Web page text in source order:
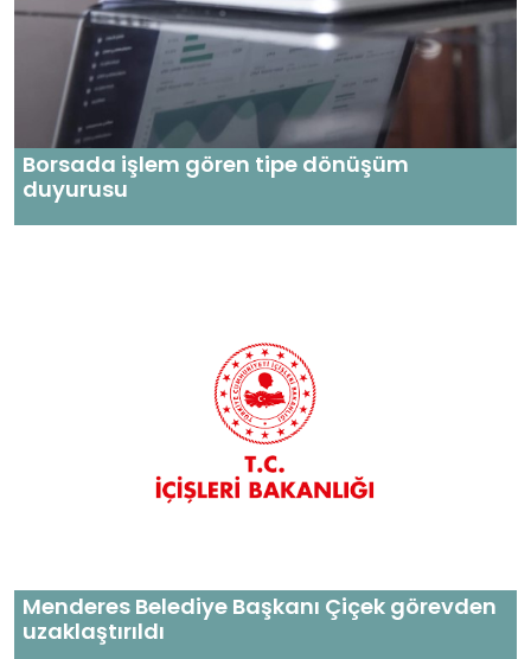
Borsada işlem gören tipe dönüşüm
duyurusu
Menderes Belediye Başkanı Çiçek görevden
uzaklaştırıldı